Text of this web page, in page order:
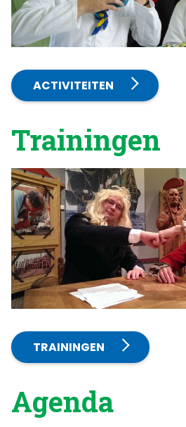
ACTIVITEITEN
Trainingen
TRAININGEN
Agenda